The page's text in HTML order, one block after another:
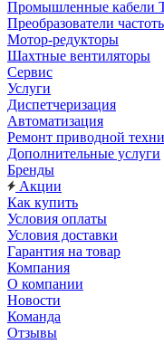
Промышленные кабели
Преобразователи
Мотор-редукторы
Шахтные вентиляторы
Сервис
Услуги
Диспетчеризация
Автоматизация
Ремонт приводной
Дополнительные услуги
Бренды
Акции
Как купить
Условия оплаты
Условия доставки
Гарантия на товар
Компания
О компании
Новости
Команда
Отзывы